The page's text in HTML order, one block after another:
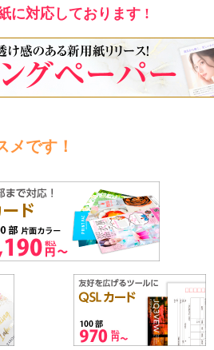
に対応しております !
メです！